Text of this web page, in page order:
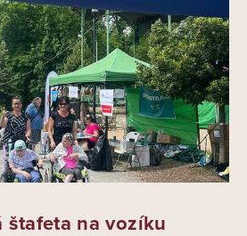
štafeta na vozíku